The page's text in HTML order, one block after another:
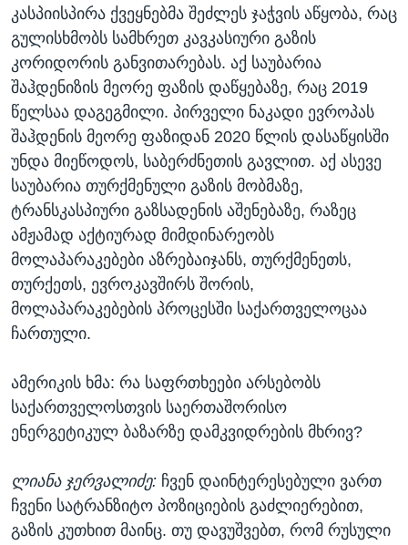
კასპიისპირა ქვეყნებმა შეძლეს ჯაჭვის აწყობა, რაც
გულისხმობს სამხრეთ კავკასიური გაზის
კორიდორის განვითარებას. აქ საუბარია
შაჰდენიზის მეორე ფაზის დაწყებაზე, რაც 2019
წელსაა დაგეგმილი. პირველი ნაკადი ევროპას
შაჰდენის მეორე ფაზიდან 2020 წლის დასაწყისში
უნდა მიეწოდოს, საბერძნეთის გავლით. აქ ასევე
საუბარია თურქმენული გაზის მობმაზე,
ტრანსკასპიური გაზსადენის აშენებაზე, რაზეც
ამჟამად აქტიურად მიმდინარეობს
მოლაპარაკებები აზრებაიჯანს, თურქმენეთს,
თურქეთს, ევროკავშირს შორის,
მოლაპარაკებების პროცესში საქართველოცაა
ჩართული.
ამერიკის ხმა: რა საფრთხეები არსებობს
საქართველოსთვის საერთაშორისო
ენერგეტიკულ ბაზარზე დამკვიდრების მხრივ?
ლიანა ჯერვალიძე: ჩვენ დაინტერესებული ვართ
ჩვენი სატრანზიტო პოზიციების გაძლიერებით,
გაზის კუთხით მაინც. თუ დავუშვებთ, რომ რუსული